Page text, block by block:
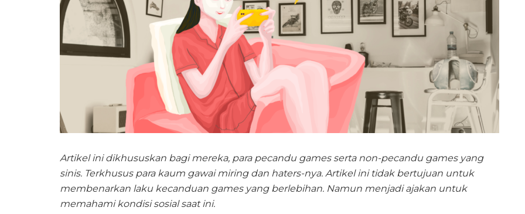
Artikel ini dikhususkan bagi mereka, para pecandu games serta non-pecandu games yang
sinis. Terkhusus para kaum gawai miring dan haters-nya. Artikel ini tidak bertujuan untuk
membenarkan laku kecanduan games yang berlebihan. Namun menjadi ajakan untuk
memahami kondisi sosial saat ini.